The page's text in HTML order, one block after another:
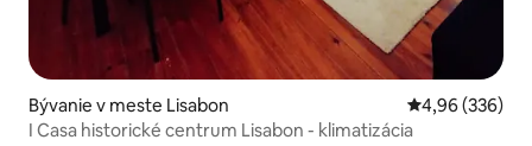
Bývanie v meste Lisabon Priemerné
4,96 (336)
I Casa historické centrum Lisabon - klimatizácia